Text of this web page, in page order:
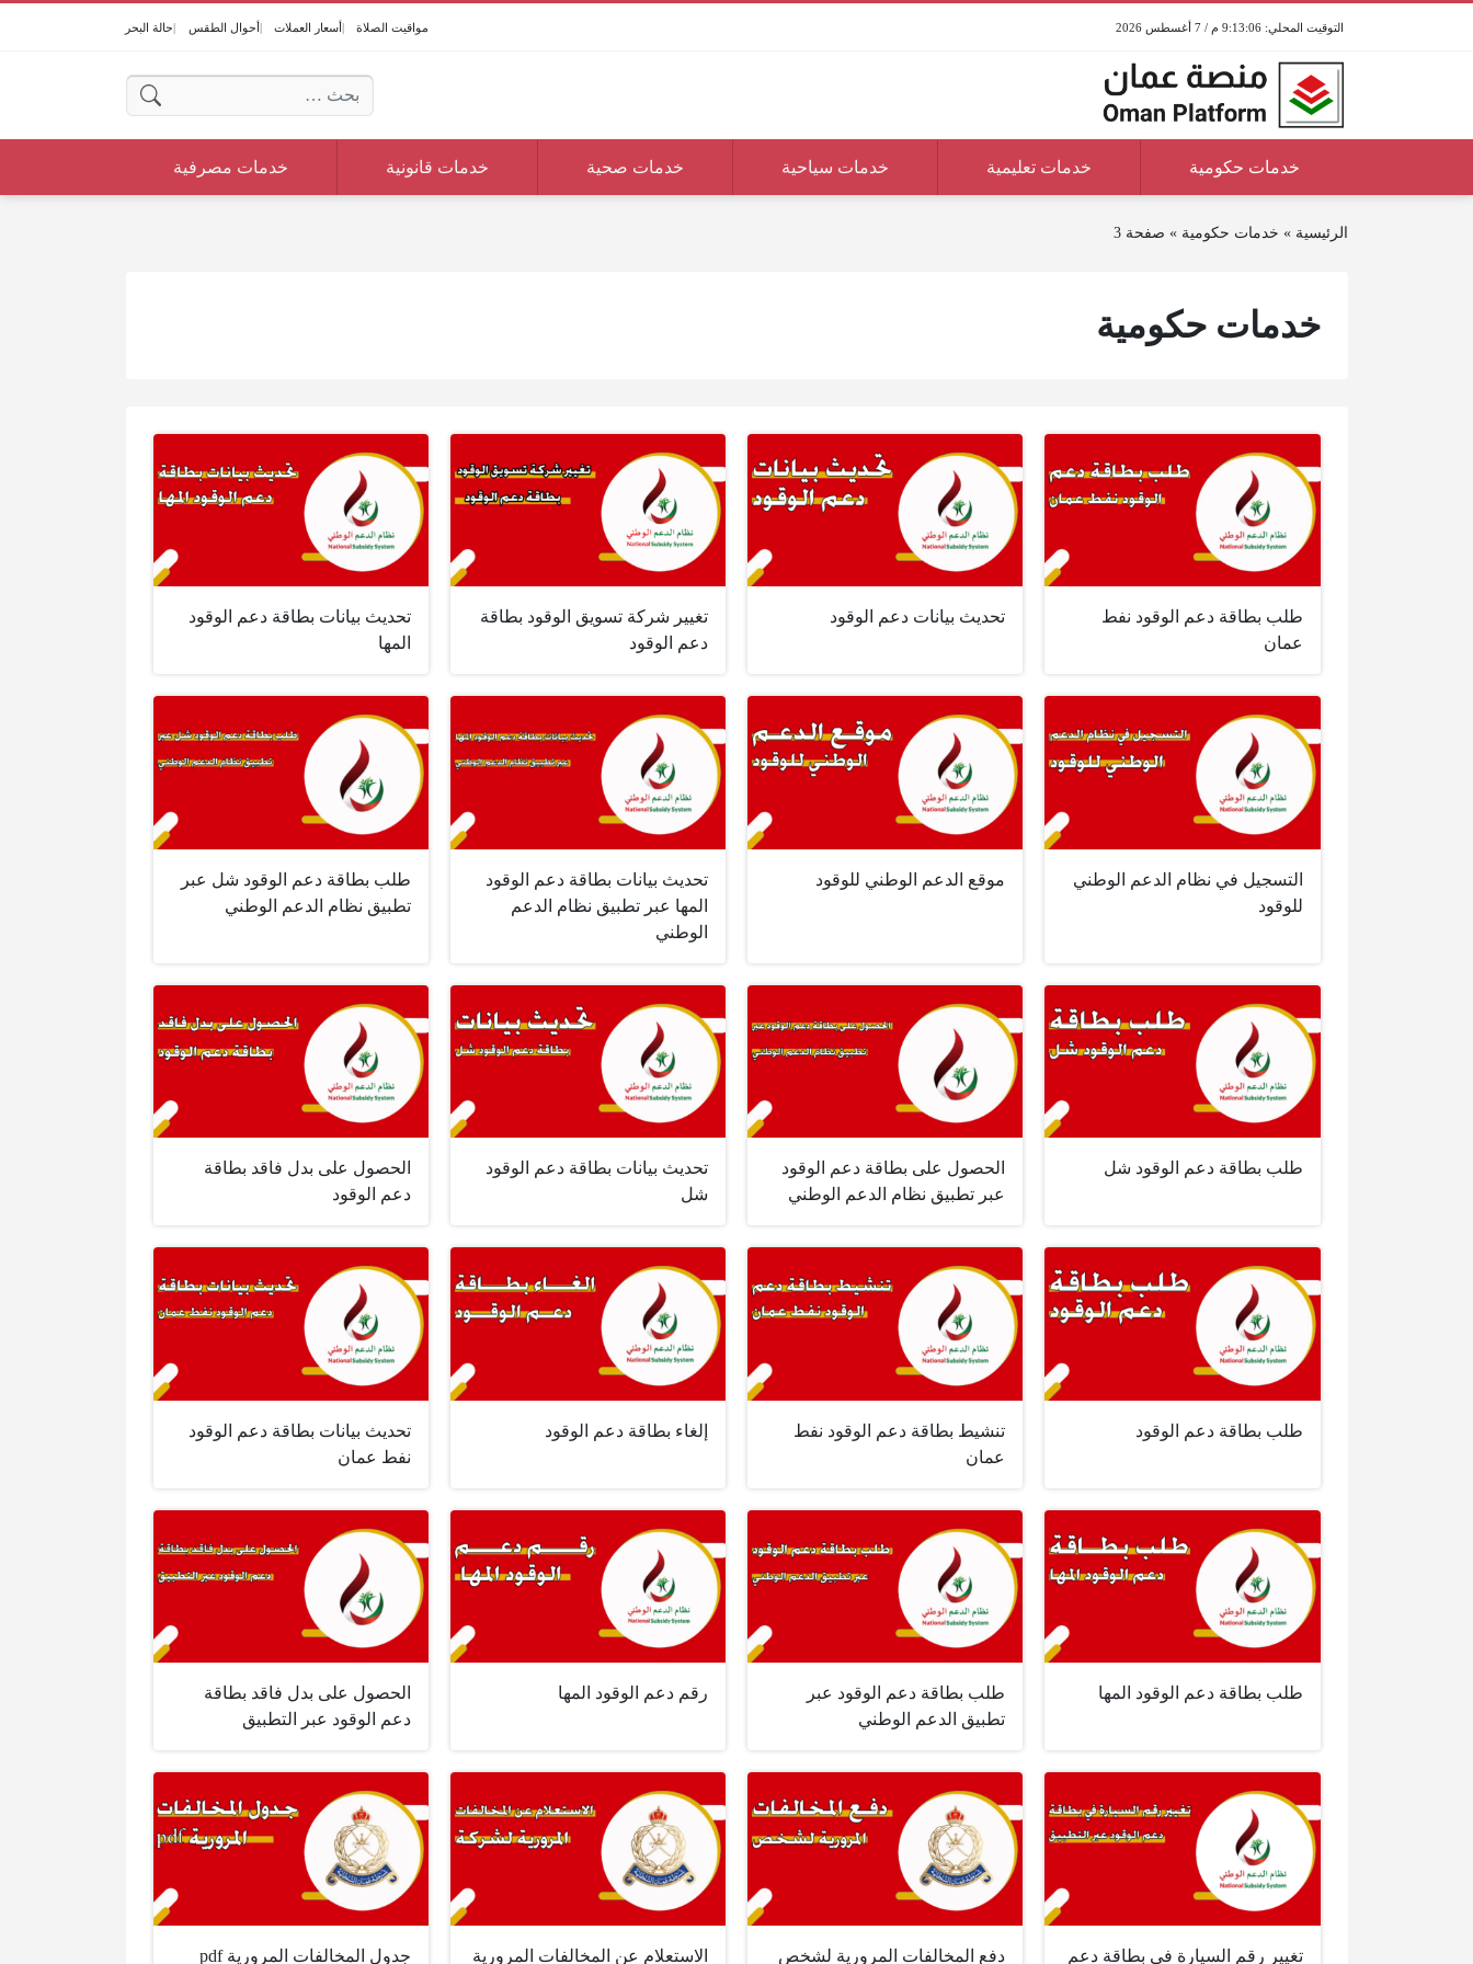
9:13:06 م / 7 أغسطس 2026 مواقيت الصلاة أسعار العملات أحوال الطقس حالة البحر
البحث عن:
خدمات حكومية خدمات تعليمية خدمات سياحية خدمات صحية خدمات قانونية خدمات مصرفية
الرئيسية » خدمات حكومية » صفحة 3
خدمات حكومية
طلب بطاقة دعم الوقود نفط
عمان
تحديث بيانات دعم الوقود
تغيير شركة تسويق الوقود بطاقة
دعم الوقود
تحديث بيانات بطاقة دعم الوقود
المها
التسجيل في نظام الدعم الوطني
للوقود
موقع الدعم الوطني للوقود
تحديث بيانات بطاقة دعم الوقود
المها عبر تطبيق نظام الدعم
الوطني
طلب بطاقة دعم الوقود شل عبر
تطبيق نظام الدعم الوطني
طلب بطاقة دعم الوقود شل
الحصول على بطاقة دعم الوقود
عبر تطبيق نظام الدعم الوطني
تحديث بيانات بطاقة دعم الوقود
شل
الحصول على بدل فاقد بطاقة
دعم الوقود
طلب بطاقة دعم الوقود
تنشيط بطاقة دعم الوقود نفط
عمان
إلغاء بطاقة دعم الوقود
تحديث بيانات بطاقة دعم الوقود
نفط عمان
طلب بطاقة دعم الوقود المها
طلب بطاقة دعم الوقود عبر
تطبيق الدعم الوطني
رقم دعم الوقود المها
الحصول على بدل فاقد بطاقة
دعم الوقود عبر التطبيق
تغيير رقم السيارة في بطاقة دعم دفع المخالفات المرورية لشخص الاستعلام عن المخالفات المرورية جدول المخالفات المرورية pdf